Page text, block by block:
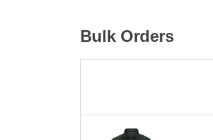
Bulk Orders